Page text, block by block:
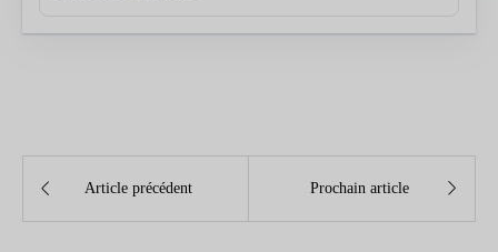
 Article précédent Prochain article 